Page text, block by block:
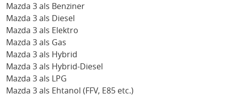
Mazda 3 als Benziner
Mazda 3 als Diesel
Mazda 3 als Elektro
Mazda 3 als Gas
Mazda 3 als Hybrid
Mazda 3 als Hybrid-Diesel
Mazda 3 als LPG
Mazda 3 als Ehtanol (FFV, E85 etc.)